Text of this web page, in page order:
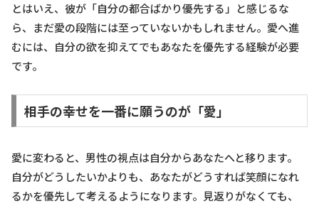
とはいえ、彼が「自分の都合ばかり優先する」と感じるな
ら、まだ愛の段階には至っていないかもしれません。愛へ進
むには、自分の欲を抑えてでもあなたを優先する経験が必要
です。
相手の幸せを一番に願うのが「愛」
愛に変わると、男性の視点は自分からあなたへと移ります。
自分がどうしたいかよりも、あなたがどうすれば笑顔になれ
るかを優先して考えるようになります。見返りがなくても、